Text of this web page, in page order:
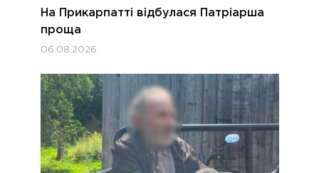
На Прикарпатті відбулася Патріарша
проща
06.08.2026